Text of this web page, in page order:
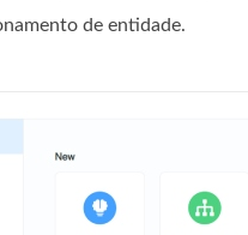
de entidade.